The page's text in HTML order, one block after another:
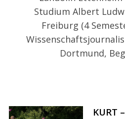
Studium Albert
Freiburg (4
Dortmund,
KURT
r
c